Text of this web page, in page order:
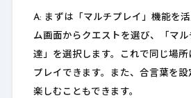
A: まずは「マルチプレイ」機能を
ム画面からクエストを選び、「マ
達」を選択します。これで同じ場
プレイできます。また、合言葉を
楽しむこともできます。